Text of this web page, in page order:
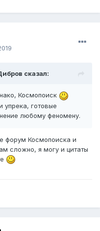
сказал:
Космопоиск
упрека, готовые
любому феномену.
форум Космопоиска и
сложно, я могу и цитаты